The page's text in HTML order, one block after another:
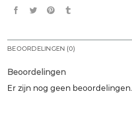
BEOORDELINGEN (0)
Beoordelingen
Er zijn nog geen beoordelingen.